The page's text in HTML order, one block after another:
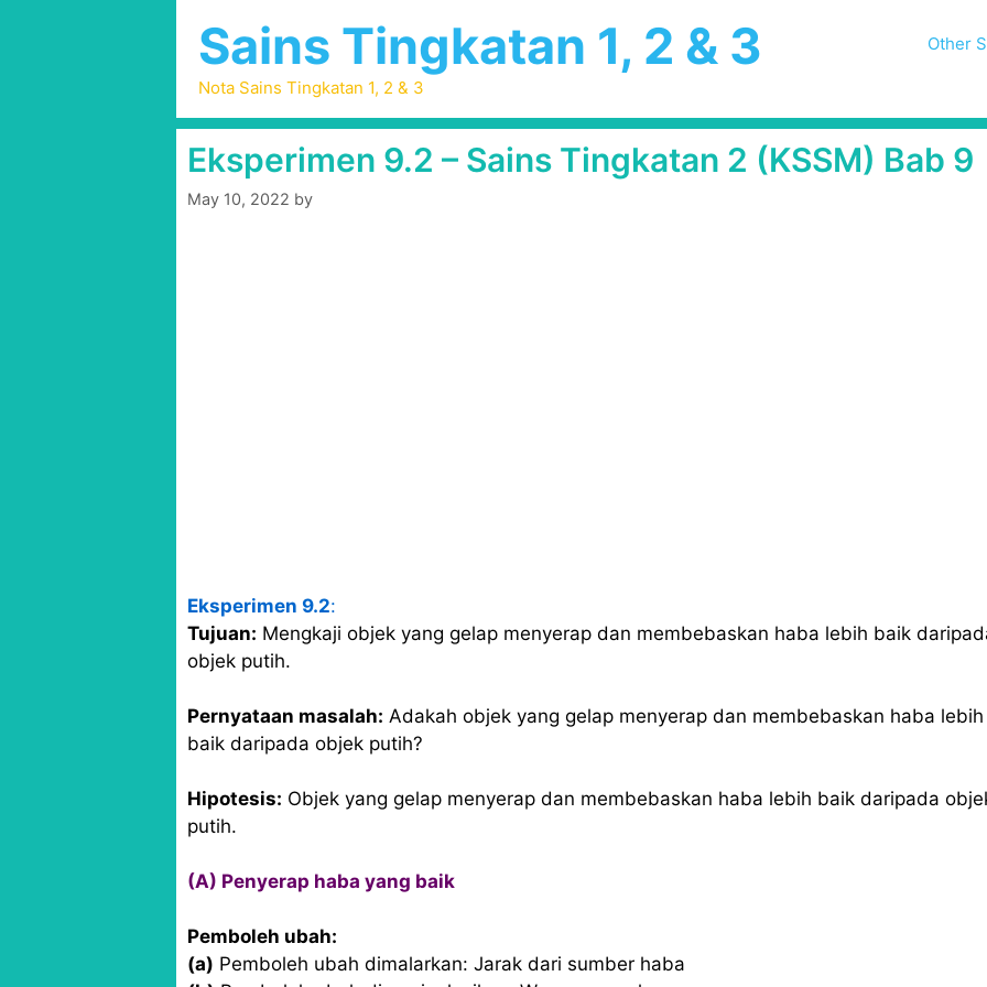
Sains Tingkatan 1, 2 & 3
Nota Sains Tingkatan 1, 2 & 3
Other
Eksperimen 9.2 – Sains Tingkatan 2 (KSSM) Bab 9
May 10, 2022 by
Eksperimen 9.2:
Tujuan: Mengkaji objek yang gelap menyerap dan membebaskan haba lebih baik
objek putih.
Pernyataan masalah: Adakah objek yang gelap menyerap dan membebaskan haba lebih
baik daripada objek putih?
Hipotesis: Objek yang gelap menyerap dan membebaskan haba lebih baik daripada
putih.
(A) Penyerap haba yang baik
Pemboleh ubah:
(a) Pemboleh ubah dimalarkan: Jarak dari sumber haba